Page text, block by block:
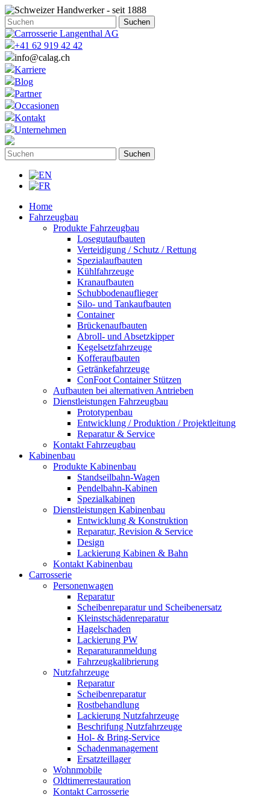
+41 62 919 42 42
info@calag.ch
Karriere
Blog
Partner
Occasionen
Kontakt
Unternehmen
Home
Fahrzeugbau
Produkte Fahrzeugbau
Losegutaufbauten
Verteidigung / Schutz / Rettung
Spezialaufbauten
Kühlfahrzeuge
Kranaufbauten
Schubbodenauflieger
Silo- und Tankaufbauten
Container
Brückenaufbauten
Abroll- und Absetzkipper
Kegelsetzfahrzeuge
Kofferaufbauten
Getränkefahrzeuge
ConFoot Container Stützen
Aufbauten bei alternativen Antrieben
Dienstleistungen Fahrzeugbau
Prototypenbau
Entwicklung / Produktion / Projektleitung
Reparatur & Service
Kontakt Fahrzeugbau
Kabinenbau
Produkte Kabinenbau
Standseilbahn-Wagen
Pendelbahn-Kabinen
Spezialkabinen
Dienstleistungen Kabinenbau
Entwicklung & Konstruktion
Reparatur, Revision & Service
Design
Lackierung Kabinen & Bahn
Kontakt Kabinenbau
Carrosserie
Personenwagen
Reparatur
Scheibenreparatur und Scheibenersatz
Kleinstschädenreparatur
Hagelschaden
Lackierung PW
Reparaturanmeldung
Fahrzeugkalibrierung
Nutzfahrzeuge
Reparatur
Scheibenreparatur
Rostbehandlung
Lackierung Nutzfahrzeuge
Beschrifung Nutzfahrzeuge
Hol- & Bring-Service
Schadenmanagement
Ersatzteillager
Wohnmobile
Oldtimerrestauration
Kontakt Carrosserie